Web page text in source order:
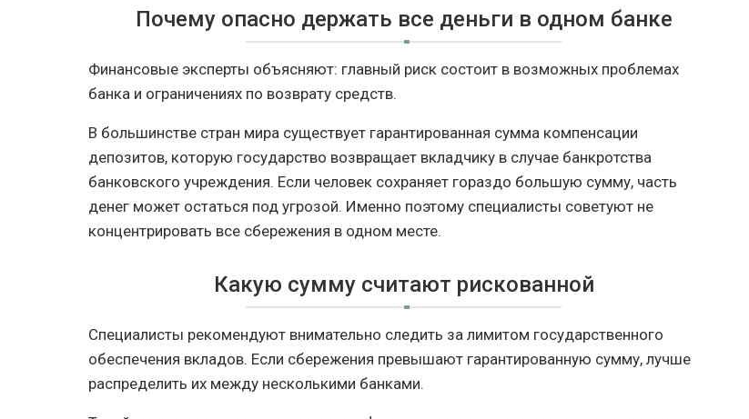
Почему опасно держать все деньги в одном банке
Финансовые эксперты объясняют: главный риск состоит в возможных проблемах
банка и ограничениях по возврату средств.
В большинстве стран мира существует гарантированная сумма компенсации
депозитов, которую государство возвращает вкладчику в случае банкротства
банковского учреждения. Если человек сохраняет гораздо большую сумму, часть
денег может остаться под угрозой. Именно поэтому специалисты советуют не
концентрировать все сбережения в одном месте.
Какую сумму считают рискованной
Специалисты рекомендуют внимательно следить за лимитом государственного
обеспечения вкладов. Если сбережения превышают гарантированную сумму, лучше
распределить их между несколькими банками.